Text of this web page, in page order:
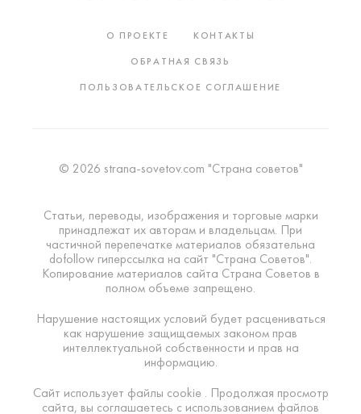
О ПРОЕКТЕ
КОНТАКТЫ
ОБРАТНАЯ СВЯЗЬ
ПОЛЬЗОВАТЕЛЬСКОЕ СОГЛАШЕНИЕ
© 2026 strana-sovetov.com "Страна советов"
Статьи, переводы, изображения и торговые марки
принадлежат их авторам и владельцам. При
частичной перепечатке материалов обязательна
dofollow гиперссылка на сайт "Страна Советов".
Копирование материалов сайта Страна Советов в
полном объеме запрещено.
Нарушение настоящих условий будет расцениваться
как нарушение защищаемых законом прав
интеллектуальной собственности и прав на
информацию.
Сайт использует файлы cookie . Продолжая просмотр
сайта, вы соглашаетесь с использованием файлов